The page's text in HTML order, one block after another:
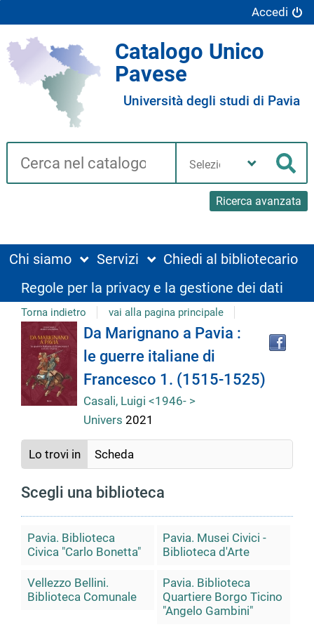
Accedi
Catalogo Unico
Pavese
Università degli studi di Pavia
Cerca su "Catalogo"
Ricerca avanzata
biblioteca
Chi siamo Servizi
Chiedi al bibliotecario
Regole per la privacy e la gestione dei dati
Torna indietro vai alla pagina principale
Dettaglio
del
documento
Da Marignano a Pavia :
le guerre italiane di
Francesco 1. (1515-1525)
Casali, Luigi <1946- >
Univers 2021
Lo trovi in Scheda
Scegli una biblioteca
Pavia. Biblioteca
Civica "Carlo Bonetta"
Pavia. Musei Civici -
Biblioteca d'Arte
Vellezzo Bellini.
Biblioteca Comunale
Pavia. Biblioteca
Quartiere Borgo Ticino
"Angelo Gambini"